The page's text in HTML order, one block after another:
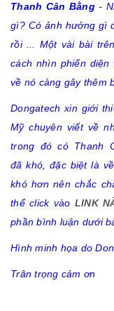
Thanh Cân Bằng-
gì? Có ảnh hưởng gì
rồi ... Một vài bài
cách nhìn phiến
về nó càng gây thêm
Dongatech xin giới
Mỹ chuyên viết về
trong đó có Thanh
đã khó, đặc biệt là
khó hơn nên chắc
thể click vào LINK
phần bình luận dưới
Hình minh họa do
Trân trọng cảm ơn